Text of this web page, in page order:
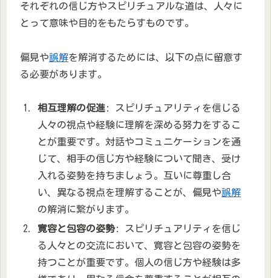
それぞれの信じ方やスピリチュアルな道は、人々に
とって意味や目的をもたらすものです。
偏見や誤解を解消するためには、以下の点に留意す
る必要があります。
相互理解の促進: スピリチュアリティを信じる
人々の視点や経験に理解を深める努力をするこ
とが重要です。対話やコミュニケーションを通
じて、相手の信じ方や経験について聞き、受け
入れる姿勢を持ちましょう。互いに尊重し合
い、異なる視点を理解することが、偏見や誤解
の解消に繋がります。
寛容と包容の姿勢: スピリチュアリティを信じ
る人々との交流において、寛容と包容の姿勢を
持つことが重要です。個人の信じ方や経験は多